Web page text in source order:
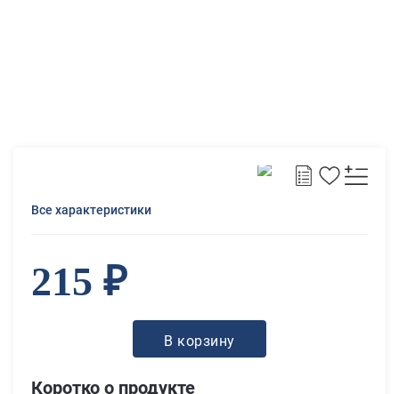
Коротко о продукте
Все характеристики
215 ₽
В корзину